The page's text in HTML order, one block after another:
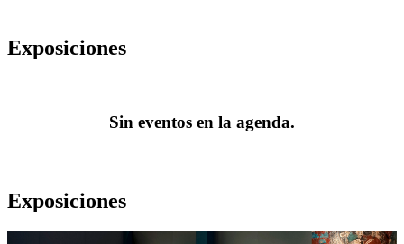
Exposiciones
Sin eventos en la agenda.
Exposiciones